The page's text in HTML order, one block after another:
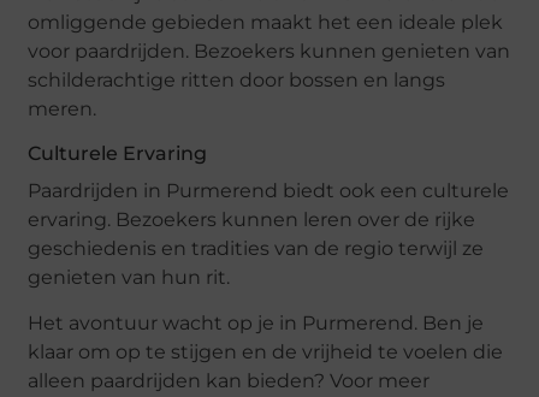
omliggende gebieden maakt het een ideale plek
voor paardrijden. Bezoekers kunnen genieten van
schilderachtige ritten door bossen en langs
meren.
Culturele Ervaring
Paardrijden in Purmerend biedt ook een culturele
ervaring. Bezoekers kunnen leren over de rijke
geschiedenis en tradities van de regio terwijl ze
genieten van hun rit.
Het avontuur wacht op je in Purmerend. Ben je
klaar om op te stijgen en de vrijheid te voelen die
alleen paardrijden kan bieden? Voor meer